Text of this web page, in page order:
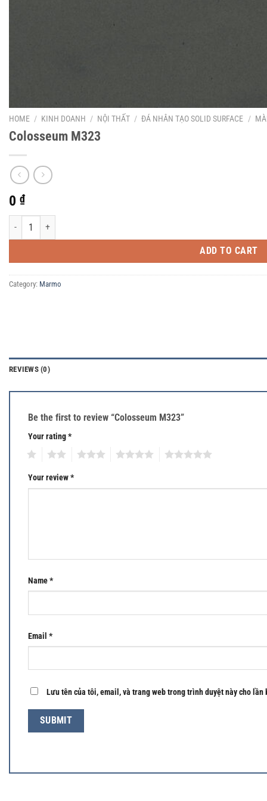
HOME / KINH DOANH / NỘI THẤT / ĐÁ NHÂN TẠO SOLID SURFACE /
Colosseum M323
0 ₫
Colosseum M323 quantity
ADD TO CART
Category: Marmo
REVIEWS (0)
Be the first to review “Colosseum M323”
Your rating*
Your review*
Name*
Email *
Lưu tên của tôi, email, và trang web trong trình duyệt này cho